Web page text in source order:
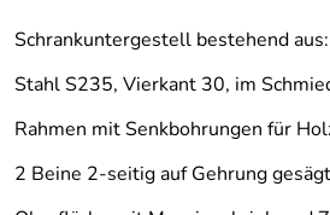
Schrankuntergestell bestehend aus:
Stahl S235, Vierkant 30, im
Rahmen mit Senkbohrungen für
2 Beine 2-seitig auf Gehrung